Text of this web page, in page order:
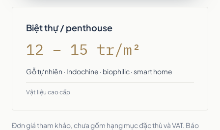
Biệt thự / penthouse
12 – 15 tr/m²
Gỗ tự nhiên · Indochine · biophilic · smart home
Vật liệu cao cấp
Đơn giá tham khảo, chưa gồm hạng mục đặc thù và VAT. Báo